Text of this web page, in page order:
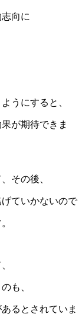
向に
うにすると、
が期待できま
その後、
ていかないので
も、
るとされていま